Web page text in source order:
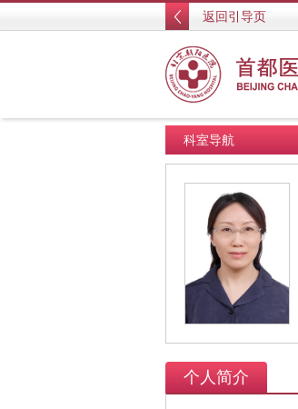
返回引导页
科室导航
个人简介